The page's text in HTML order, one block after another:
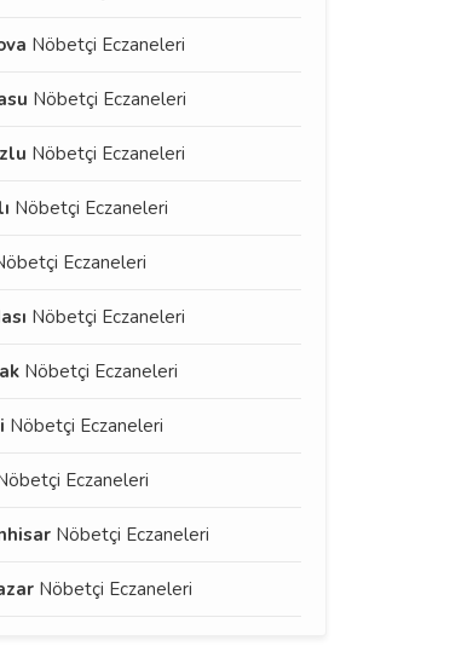
Nöbetçi Eczaneleri
Nöbetçi Eczaneleri
Nöbetçi Eczaneleri
Nöbetçi Eczaneleri
Eczaneleri
Nöbetçi Eczaneleri
Nöbetçi Eczaneleri
Nöbetçi Eczaneleri
Eczaneleri
Nöbetçi Eczaneleri
Nöbetçi Eczaneleri